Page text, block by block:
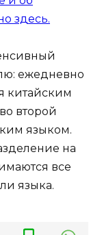
здесь.
ежедневно
китайским
второй
языком.
на
все
языка.